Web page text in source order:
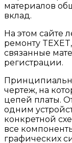
материалов
вклад.
На этом сайте
ремонту
связанные
регистрации.
чертеж, на
цепей платы.
одним
конкретной
все
графических